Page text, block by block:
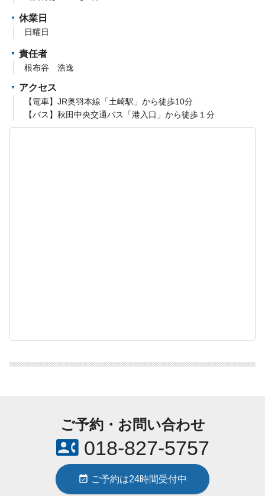
休業日
日曜日
責任者
根布谷 浩逸
アクセス
【電車】JR奥羽本線「土崎駅」から徒歩10分
【バス】秋田中央交通バス「港入口」から徒歩１分
ご予約・お問い合わせ
contact_phone018-827-5757
event_available ご予約は24時間受付中